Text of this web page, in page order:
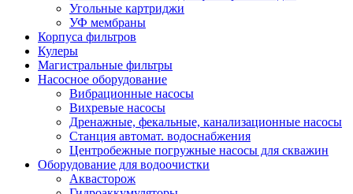
Угольные картриджи
УФ мембраны
Корпуса фильтров
Кулеры
Магистральные фильтры
Насосное оборудование
Вибрационные насосы
Вихревые насосы
Дренажные, фекальные, канализационные насосы
Станция автомат. водоснабжения
Центробежные погружные насосы для скважин
Оборудование для водоочистки
Аквасторож